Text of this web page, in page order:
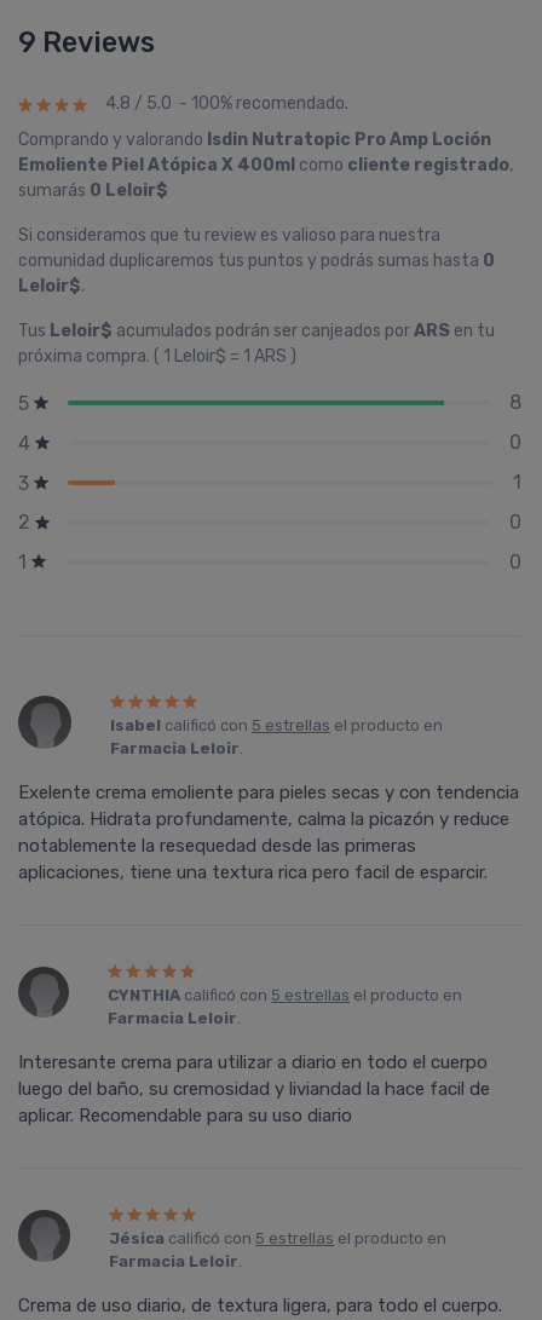
9 Reviews
4.8 / 5.0 - 100% recomendado.
Comprando y valorando Isdin Nutratopic Pro Amp Loción
Emoliente Piel Atópica X 400ml como cliente registrado,
sumarás 0 Leloir$
Si consideramos que tu review es valioso para nuestra
comunidad duplicaremos tus puntos y podrás sumas hasta 0
Leloir$.
Tus Leloir$ acumulados podrán ser canjeados porARS en tu
próxima compra. ( 1 Leloir$ = 1 ARS )
5
8
4
0
3
1
2
0
1
0
Isabel calificó con 5 estrellas el producto en
Farmacia Leloir.
Exelente crema emoliente para pieles secas y con tendencia
atópica. Hidrata profundamente, calma la picazón y reduce
notablemente la resequedad desde las primeras
aplicaciones, tiene una textura rica pero facil de esparcir.
CYNTHIA calificó con 5 estrellas el producto en
Farmacia Leloir.
Interesante crema para utilizar a diario en todo el cuerpo
luego del baño, su cremosidad y liviandad la hace facil de
aplicar. Recomendable para su uso diario
Jésica calificó con 5 estrellas el producto en
Farmacia Leloir.
Crema de uso diario, de textura ligera, para todo el cuerpo.